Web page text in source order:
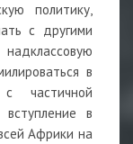
политику,
с другими
в
частичной
в
Африки на